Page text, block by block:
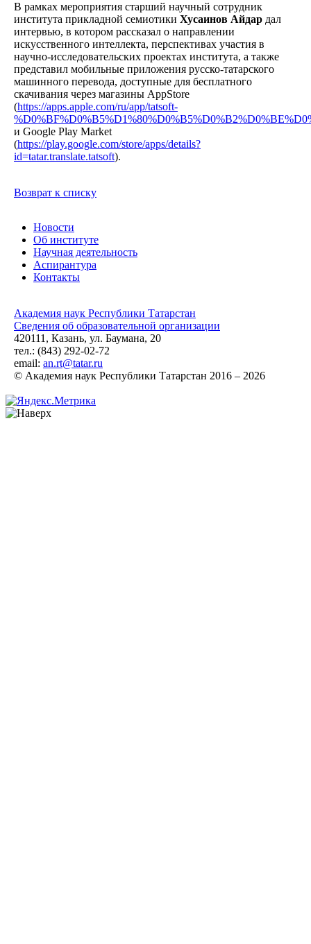
В рамках мероприятия старший научный сотрудник
института прикладной семиотики Хусаинов Айдар дал
интервью, в котором рассказал о направлении
искусственного интеллекта, перспективах участия в
научно-исследовательских проектах института, а также
представил мобильные приложения русско-татарского
машинного перевода, доступные для бесплатного
скачивания через магазины AppStore
(https://apps.apple.com/ru/app/tatsoft-
и Google Play Market
(https://play.google.com/store/apps/details?
id=tatar.translate.tatsoft).
Возврат к списку
Новости
Об институте
Научная деятельность
Аспирантура
Контакты
Академия наук Республики Татарстан
Сведения об образовательной организации
420111, Казань, ул. Баумана, 20
тел.: (843) 292-02-72
email: an.rt@tatar.ru
© Академия наук Республики Татарстан 2016 – 2026